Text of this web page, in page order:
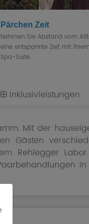
Pärchen Zeit
Nehmen Sie Abstand vom
eine entspannte Zeit mit
Spa-Suite.
Inklusivleistungen
Mit der
Gästen
Rehlegger
in